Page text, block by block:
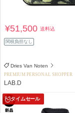
¥51,500送料込
関税負担なし
Dries Van Noten
PREMIUM PERSONAL SHOPPER
LAB.D
タイムセール